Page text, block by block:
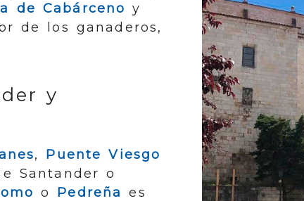
de Cabárceno y
de los ganaderos,
y
, Puente Viesgo
Santander o
o Pedreña es